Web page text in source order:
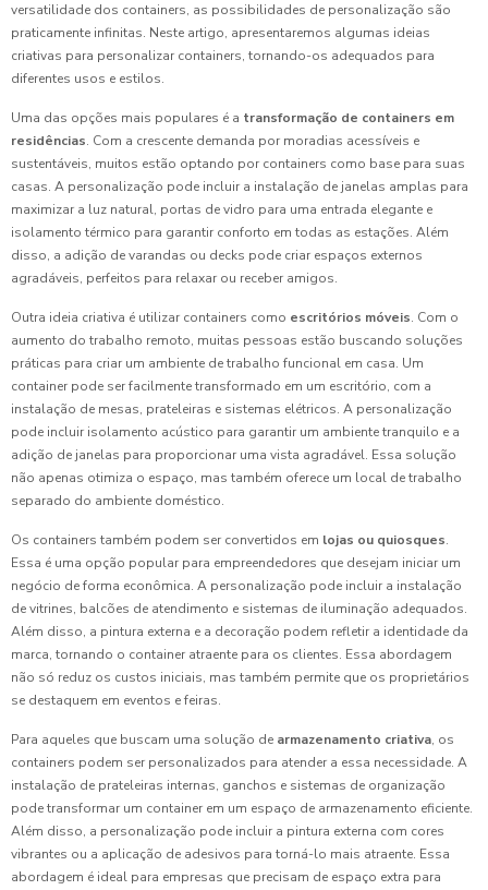
versatilidade dos containers, as possibilidades de personalização são
praticamente infinitas. Neste artigo, apresentaremos algumas ideias
criativas para personalizar containers, tornando-os adequados para
diferentes usos e estilos.
Uma das opções mais populares é a transformação de containers em
residências. Com a crescente demanda por moradias acessíveis e
sustentáveis, muitos estão optando por containers como base para suas
casas. A personalização pode incluir a instalação de janelas amplas para
maximizar a luz natural, portas de vidro para uma entrada elegante e
isolamento térmico para garantir conforto em todas as estações. Além
disso, a adição de varandas ou decks pode criar espaços externos
agradáveis, perfeitos para relaxar ou receber amigos.
Outra ideia criativa é utilizar containers como escritórios móveis. Com o
aumento do trabalho remoto, muitas pessoas estão buscando soluções
práticas para criar um ambiente de trabalho funcional em casa. Um
container pode ser facilmente transformado em um escritório, com a
instalação de mesas, prateleiras e sistemas elétricos. A personalização
pode incluir isolamento acústico para garantir um ambiente tranquilo e a
adição de janelas para proporcionar uma vista agradável. Essa solução
não apenas otimiza o espaço, mas também oferece um local de trabalho
separado do ambiente doméstico.
Os containers também podem ser convertidos em lojas ou quiosques.
Essa é uma opção popular para empreendedores que desejam iniciar um
negócio de forma econômica. A personalização pode incluir a instalação
de vitrines, balcões de atendimento e sistemas de iluminação adequados.
Além disso, a pintura externa e a decoração podem refletir a identidade da
marca, tornando o container atraente para os clientes. Essa abordagem
não só reduz os custos iniciais, mas também permite que os proprietários
se destaquem em eventos e feiras.
Para aqueles que buscam uma solução de armazenamento criativa, os
containers podem ser personalizados para atender a essa necessidade. A
instalação de prateleiras internas, ganchos e sistemas de organização
pode transformar um container em um espaço de armazenamento eficiente.
Além disso, a personalização pode incluir a pintura externa com cores
vibrantes ou a aplicação de adesivos para torná-lo mais atraente. Essa
abordagem é ideal para empresas que precisam de espaço extra para